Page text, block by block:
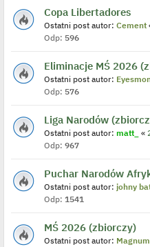
Copa Libertadores
Ostatni post autor: Cement
Odp: 596
Eliminacje MŚ 2026
Ostatni post autor:
Odp: 576
Liga Narodów
Ostatni post autor: matt_ «
Odp: 967
Puchar Narodów
Ostatni post autor: johny
Odp: 1541
MŚ 2026 (zbiorczy)
Ostatni post autor: Magnum